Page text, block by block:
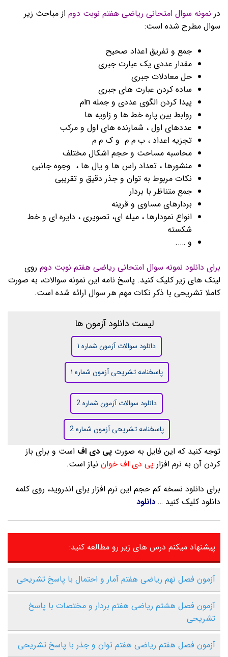
در نمونه سوال امتحانی ریاضی هفتم نوبت دوم از مباحث زیر
سوال مطرح شده است:
جمع و تفریق اعداد صحیح
مقدار عددی یک عبارت جبری
حل معادلات جبری
ساده کردن عبارت های جبری
پیدا کردن الگوی عددی و جمله nام
روابط بین پاره خط ها و زاویه ها
عددهای اول ، شمارنده های اول و مرکب
تجزیه اعداد ، ب م م و ک م م
محاسبه مساحت و حجم اشکال مختلف
منشورها ، تعداد راس ها و یال ها ، وجوه جانبی
نکات مربوط به توان و جذر دقیق و تقریبی
جمع متناظر با بردار
بردارهای مساوی و قرینه
انواع نمودارها ، میله ای، تصویری ، دایره ای و خط
شکسته
و …..
برای دانلود نمونه سوال امتحانی ریاضی هفتم نوبت دوم روی
لینک های زیر کلیک کنید. پاسخ نامه این نمونه سوالات، به صورت
کاملا تشریحی با ذکر نکات مهم هر سوال ارائه شده است.
لیست دانلود آزمون ها
دانلود سوالات آزمون شماره ۱
پاسخنامه تشریحی آزمون شماره ۱
دانلود سوالات آزمون شماره 2
پاسخنامه تشریحی آزمون شماره 2
توجه کنید که این فایل به صورت پی دی اف است و برای باز
کردن آن به نرم افزار پی دی اف خوان نیاز است.
برای دانلود نسخه کم حجم این نرم افزار برای اندروید، روی کلمه
دانلود کلیک کنید … دانلود
پیشنهاد میکنم درس های زیر رو مطالعه کنید:
آزمون فصل نهم ریاضی هفتم آمار و احتمال با پاسخ تشریحی
آزمون فصل هشتم ریاضی هفتم بردار و مختصات با پاسخ
تشریحی
آزمون فصل هفتم ریاضی هفتم توان و جذر با پاسخ تشریحی